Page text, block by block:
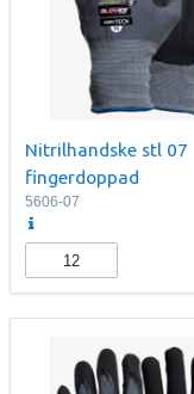
Nitrilhandske stl 07
fingerdoppad
5606-07